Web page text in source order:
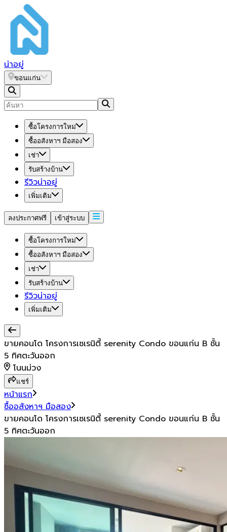
น่าอยู่
ขอนแก่น
ซื้อโครงการใหม่
ซื้ออสังหาฯ มือสอง
เช่า
รับสร้างบ้าน
รีวิวน่าอยู่
เพิ่มเติม
ลงประกาศฟรี เข้าสู่ระบบ
ซื้อโครงการใหม่
ซื้ออสังหาฯ มือสอง
เช่า
รับสร้างบ้าน
รีวิวน่าอยู่
เพิ่มเติม
ขายคอนโด โครงการเซเรนิตี้ serenity Condo ขอนแก่น B ชั้น
5 ทิศตะวันออก
โนนม่วง
แชร์
หน้าแรก
ซื้ออสังหาฯ มือสอง
ขายคอนโด โครงการเซเรนิตี้ serenity Condo ขอนแก่น B ชั้น
5 ทิศตะวันออก